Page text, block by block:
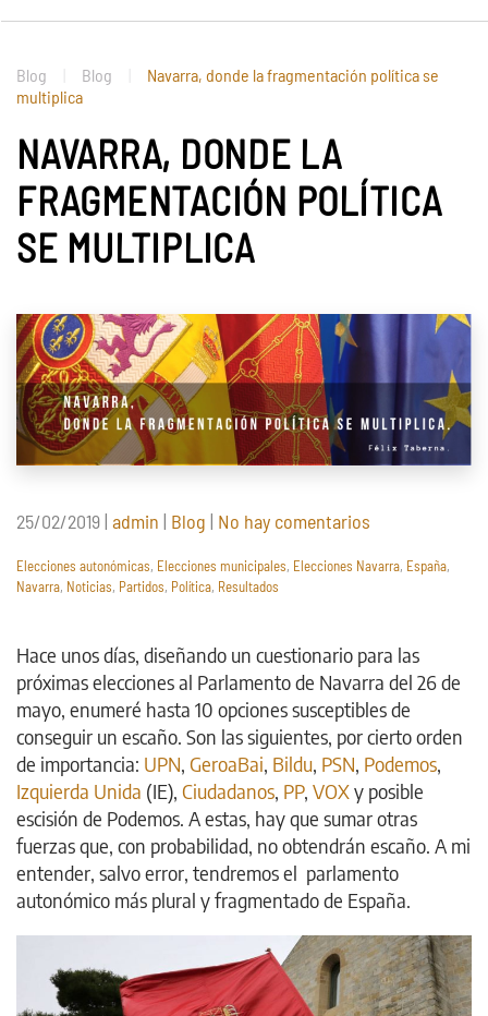
Blog Blog
Navarra, donde la fragmentación política se
multiplica
NAVARRA, DONDE LA
FRAGMENTACIÓN POLÍTICA
SE MULTIPLICA
25/02/2019| admin | Blog | No hay comentarios
donde
política
se
multiplica
Elecciones autonómicas, Elecciones municipales, Elecciones Navarra, España,
Navarra, Noticias, Partidos, Política, Resultados
Hace unos días, diseñando un cuestionario para las
próximas elecciones al Parlamento de Navarra del 26 de
mayo, enumeré hasta 10 opciones susceptibles de
conseguir un escaño. Son las siguientes, por cierto orden
de importancia: UPN, GeroaBai, Bildu, PSN, Podemos,
Izquierda Unida (IE), Ciudadanos, PP, VOXy posible
escisión de Podemos. A estas, hay que sumar otras
fuerzas que, con probabilidad, no obtendrán escaño. A mi
entender, salvo error, tendremos el parlamento
autonómico más plural y fragmentado de España.